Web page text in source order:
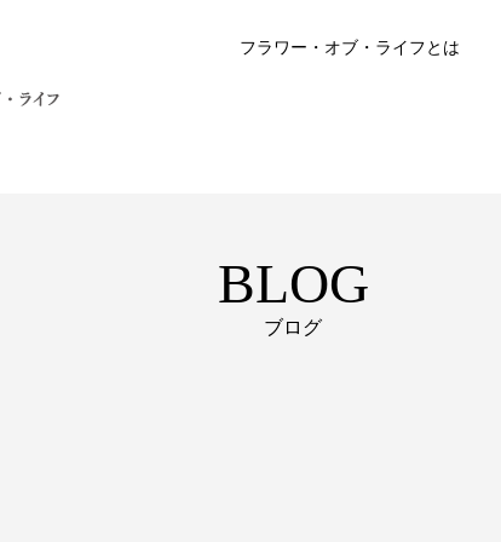
フラワー・オブ・ライフとは
BLOG
ブログ